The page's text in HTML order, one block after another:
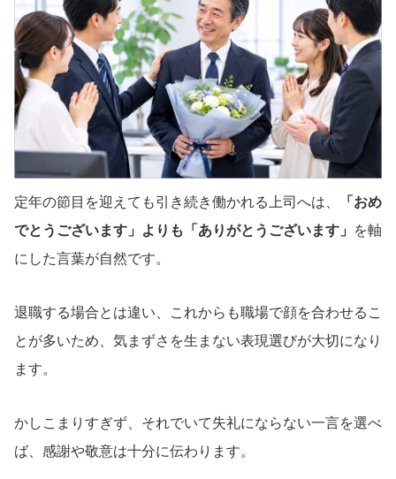
定年の節目を迎えても引き続き働かれる上司へは、
「おめ
でとうございます」よりも「ありがとうございます」
を軸
にした言葉が自然です。
退職する場合とは違い、これからも職場で顔を合わせるこ
とが多いため、気まずさを生まない表現選びが大切になり
ます。
かしこまりすぎず、それでいて失礼にならない一言を選べ
ば、感謝や敬意は十分に伝わります。